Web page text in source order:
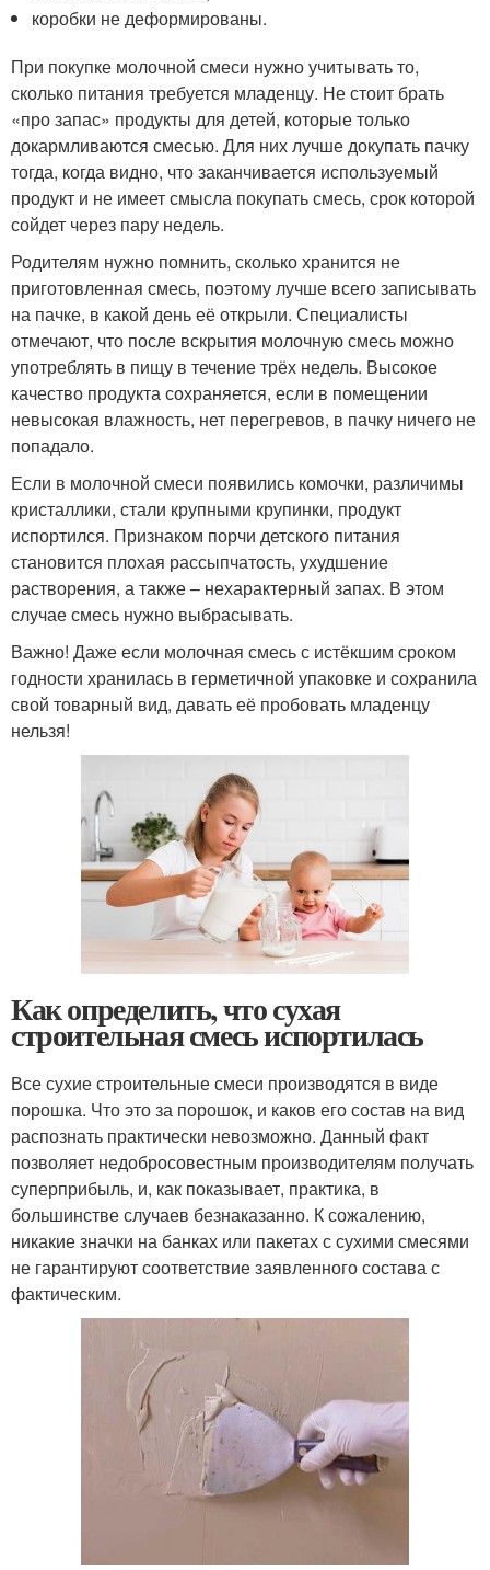
коробки не деформированы.
При покупке молочной смеси нужно учитывать то,
сколько питания требуется младенцу. Не стоит брать
«про запас» продукты для детей, которые только
докармливаются смесью. Для них лучше докупать пачку
тогда, когда видно, что заканчивается используемый
продукт и не имеет смысла покупать смесь, срок которой
сойдет через пару недель.
Родителям нужно помнить, сколько хранится не
приготовленная смесь, поэтому лучше всего записывать
на пачке, в какой день её открыли. Специалисты
отмечают, что после вскрытия молочную смесь можно
употреблять в пищу в течение трёх недель. Высокое
качество продукта сохраняется, если в помещении
невысокая влажность, нет перегревов, в пачку ничего не
попадало.
Если в молочной смеси появились комочки, различимы
кристаллики, стали крупными крупинки, продукт
испортился. Признаком порчи детского питания
становится плохая рассыпчатость, ухудшение
растворения, а также – нехарактерный запах. В этом
случае смесь нужно выбрасывать.
Важно! Даже если молочная смесь с истёкшим сроком
годности хранилась в герметичной упаковке и сохранила
свой товарный вид, давать её пробовать младенцу
нельзя!
Как определить, что сухая
строительная смесь испортилась
Все сухие строительные смеси производятся в виде
порошка. Что это за порошок, и каков его состав на вид
распознать практически невозможно. Данный факт
позволяет недобросовестным производителям получать
суперприбыль, и, как показывает, практика, в
большинстве случаев безнаказанно. К сожалению,
никакие значки на банках или пакетах с сухими смесями
не гарантируют соответствие заявленного состава с
фактическим.